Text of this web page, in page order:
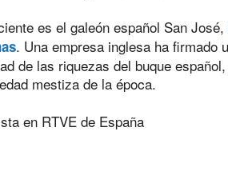
es el galeón español San José,
. Una empresa inglesa ha firmado
de las riquezas del buque
mestiza de la época.
en RTVE de España